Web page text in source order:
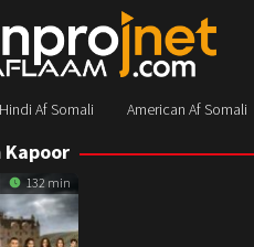
Hindi Af Somali American Af Somali
Kapoor
132 min